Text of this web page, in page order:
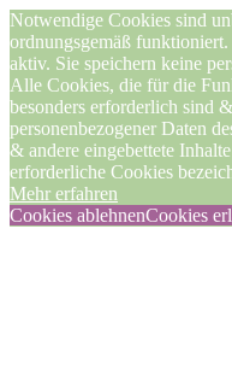
Notwendige Cookies sind
ordnungsgemäß
aktiv. Sie speichern keine
Alle Cookies, die für die
besonders erforderlich sind
personenbezogener Daten
& andere eingebettete
erforderliche Cookies
Mehr erfahren
Cookies ablehnenCookies